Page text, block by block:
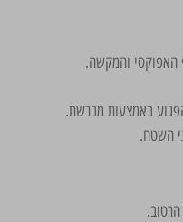
האפוקסי והמקשה.
באמצעות מברשת.
השטח.